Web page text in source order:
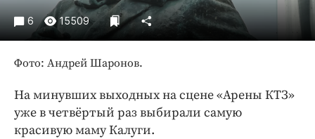
Спорт
Экономика и бизнес
ПРОЕКТЫ
Издания
Медиаперсона
6 15509
Фото: Андрей Шаронов.
На минувших выходных на сцене «Арены КТЗ»
уже в четвёртый раз выбирали самую
красивую маму Калуги.